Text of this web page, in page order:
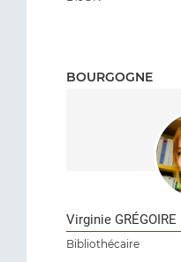
BOURGOGNE
Virginie GRÉGOIRE
Bibliothécaire